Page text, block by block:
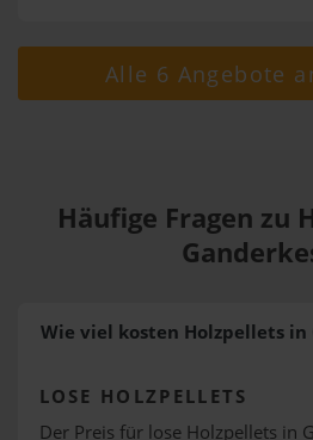
Alle 6 Angebote
Häufige Fragen zu
Wie viel kosten Holzpellets in
LOSE HOLZPELLETS
Der Preis für lose Holzpellets in